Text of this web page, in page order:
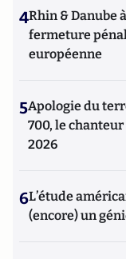
4Rhin & Danube
fermeture
européenne
5Apologie du
700, le chanteur
2026
6L’étude
(encore) un